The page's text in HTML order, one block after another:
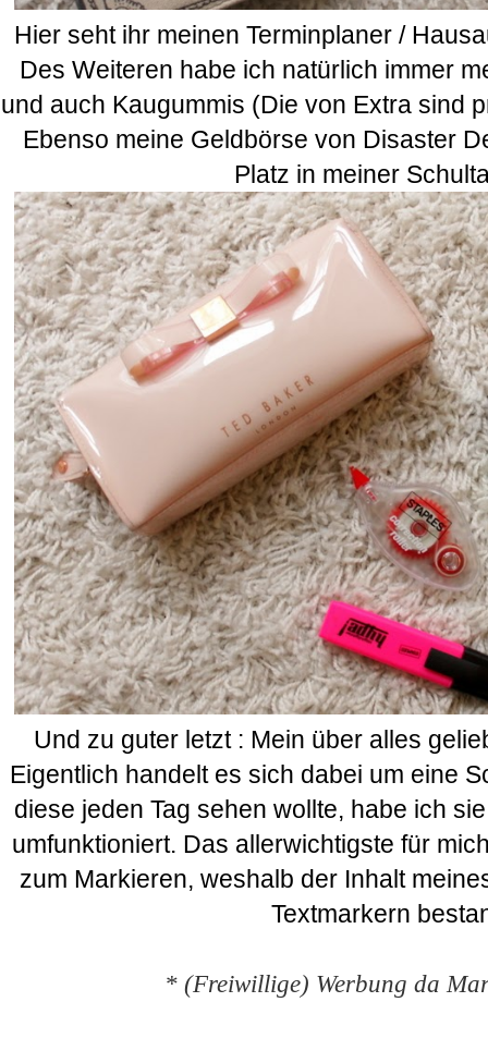
Hier seht ihr meinen Terminplaner /
Des Weiteren habe ich natürlich immer
und auch Kaugummis (Die von Extra sind
Ebenso meine Geldbörse von Disaster
Platz in meiner
Und zu guter letzt : Mein über alles
Eigentlich handelt es sich dabei um eine
diese jeden Tag sehen wollte, habe ich
umfunktioniert. Das allerwichtigste für
zum Markieren, weshalb der Inhalt
Textmarkern
* (Freiwillige) Werbung da